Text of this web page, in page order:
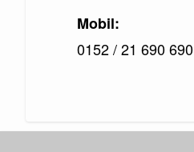
Mobil
0152 / 21 690 690